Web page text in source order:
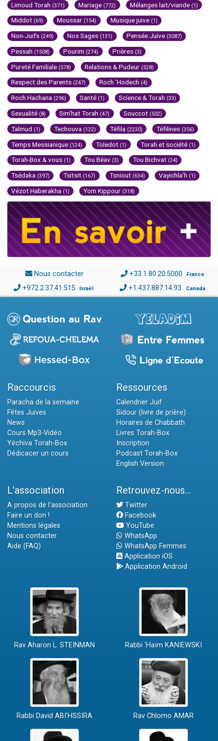
Limoud Torah (371) Mariage (772) Mélanges lait/viande (1)
Middot (69) Moussar (154) Musique juive (1)
Non-Juifs (249) Nos Sages (131) Pensée Juive (3087)
Pessah (1508) Pourim (274) Prières (3)
Pureté Familiale (578) Relations & Pudeur (528)
Respect des Parents (247) Roch 'Hodech (4)
Roch Hachana (296) Santé (1) Science & Torah (33)
Sexualité (8) Sim'hat Torah (47) Souccot (502)
Talmud (1) Techouva (122) Téfila (2230) Téfilines (356)
Temps Messianique (124) Toledot (1) Torah et société (1)
Torah-Box & vous (1) Tou Béav (3) Tou Bichvat (24)
Tsédaka (397) Tsitsit (167) Tsniout (634) Vayichla'h (1)
Vézot Haberakha (1) Yom Kippour (318)
Nous contacter +33.1.80.20.5000 France
+972.2.37.41.515 Israël +1.437.887.14.93 Canada
Raccourcis
Paracha de la semaine
Fêtes Juives
News
Cours Mp3-Vidéo
Yéchiva Torah-Box
Dédicacer un cours
Ressources
Calendrier Juif
Sidour (livre de prière)
Horaires de Chabbath
Livres Torah-Box
Inscription
Podcast Torah-Box
English Version
L'association
A propos de l'association
Faire un don !
Mentions légales
Nous contacter
Aide (FAQ)
Retrouvez-nous...
Twitter
Facebook
YouTube
WhatsApp
WhatsApp Femmes
Application iOS
Application Android
Rav Aharon L. STEINMAN Rabbi 'Haïm KANIEWSKI
Rabbi David ABI'HSSIRA Rav Chlomo AMAR